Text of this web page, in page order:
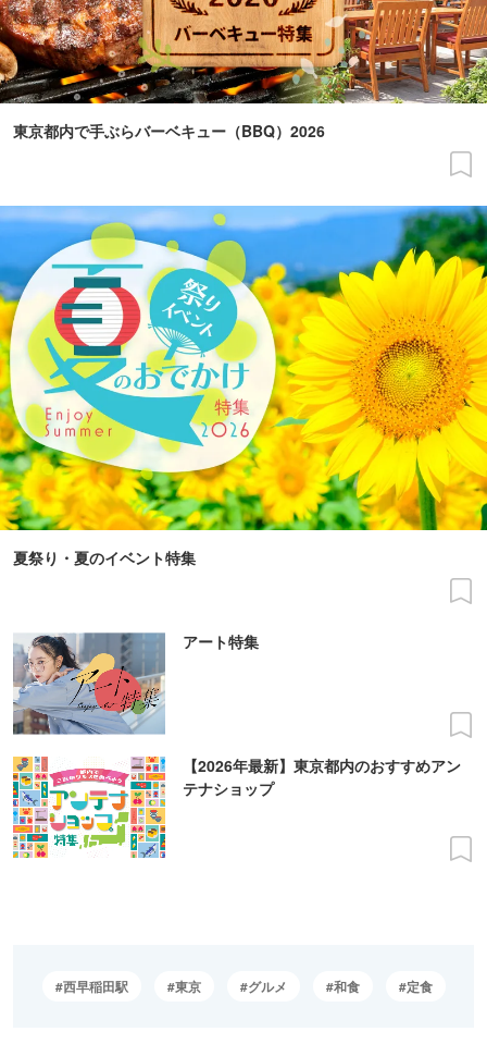
東京都内で手ぶらバーベキュー（BBQ）2026
夏祭り・夏のイベント特集
アート特集
【2026年最新】東京都内のおすすめアン
テナショップ
西早稲田駅 東京 グルメ 和食 定食